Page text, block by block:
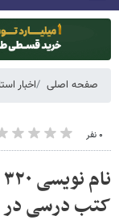
صفحه اصلی اخبار
۰ نفر
کتب درسی در